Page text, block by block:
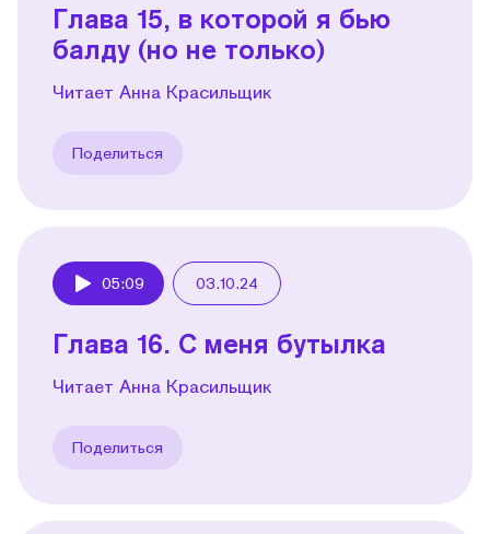
Глава 15, в которой я бью
балду (но не только)
Читает Анна Красильщик
Поделиться
05:09 03.10.24
Глава 16. С меня бутылка
Читает Анна Красильщик
Поделиться